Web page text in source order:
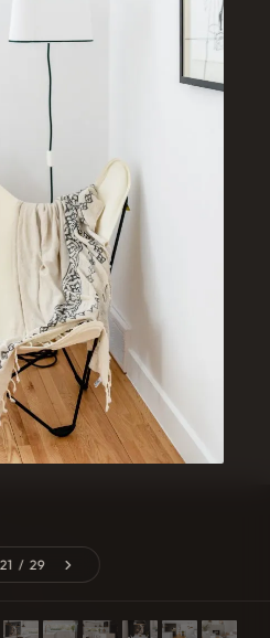
21 / 29Cavarroc